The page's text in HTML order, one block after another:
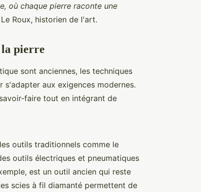
où chaque pierre raconte une
Roux, historien de l'art.
la pierre
sont anciennes, les techniques
aux exigences modernes.
faire tout en intégrant de
outils traditionnels comme le
outils électriques et pneumatiques
est un outil ancien qui reste
scies à fil diamanté permettent de